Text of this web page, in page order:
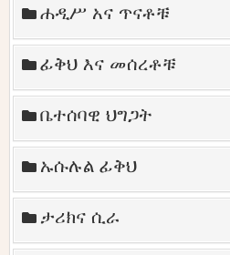
ሐዲሥ አና ጥናቶቹ
ፊቅህ እና መሰረቶቹ
ቤተሰባዊ ህግጋት
ኡሱሉል ፊቅህ
ታሪክና ሲራ